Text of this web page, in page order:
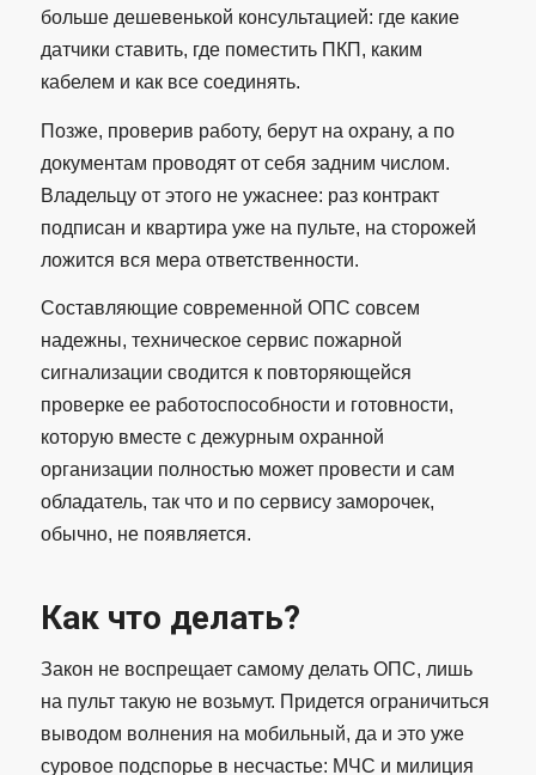
больше дешевенькой консультацией: где какие
датчики ставить, где поместить ПКП, каким
кабелем и как все соединять.
Позже, проверив работу, берут на охрану, а по
документам проводят от себя задним числом.
Владельцу от этого не ужаснее: раз контракт
подписан и квартира уже на пульте, на сторожей
ложится вся мера ответственности.
Составляющие современной ОПС совсем
надежны, техническое сервис пожарной
сигнализации сводится к повторяющейся
проверке ее работоспособности и готовности,
которую вместе с дежурным охранной
организации полностью может провести и сам
обладатель, так что и по сервису заморочек,
обычно, не появляется.
Как что делать?
Закон не воспрещает самому делать ОПС, лишь
на пульт такую не возьмут. Придется ограничиться
выводом волнения на мобильный, да и это уже
суровое подспорье в несчастье: МЧС и милиция